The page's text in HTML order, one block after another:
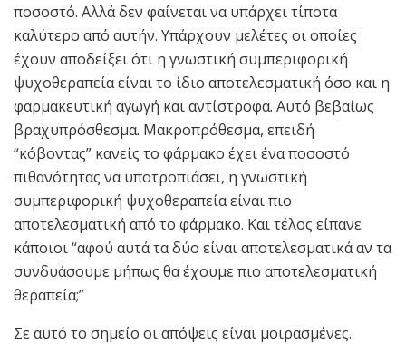
ποσοστό. Αλλά δεν φαίνεται να υπάρχει τίποτα
καλύτερο από αυτήν. Υπάρχουν μελέτες οι οποίες
έχουν αποδείξει ότι η γνωστική συμπεριφορική
ψυχοθεραπεία είναι το ίδιο αποτελεσματική όσο και η
φαρμακευτική αγωγή και αντίστροφα. Αυτό βεβαίως
βραχυπρόσθεσμα. Μακροπρόθεσμα, επειδή
“κόβοντας” κανείς το φάρμακο έχει ένα ποσοστό
πιθανότητας να υποτροπιάσει, η γνωστική
συμπεριφορική ψυχοθεραπεία είναι πιο
αποτελεσματική από το φάρμακο. Και τέλος είπανε
κάποιοι “αφού αυτά τα δύο είναι αποτελεσματικά αν τα
συνδυάσουμε μήπως θα έχουμε πιο αποτελεσματική
θεραπεία;”
Σε αυτό το σημείο οι απόψεις είναι μοιρασμένες.